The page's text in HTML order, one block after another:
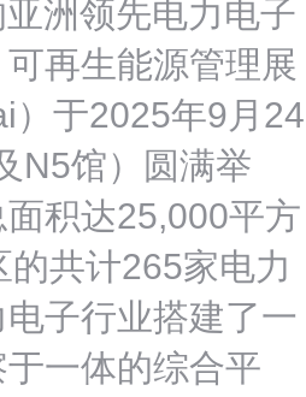
洲领先电力电子
再生能源管理展
）于2025年9月24
N5馆）圆满举
积达25,000平方
共计265家电力
子行业搭建了一
一体的综合平